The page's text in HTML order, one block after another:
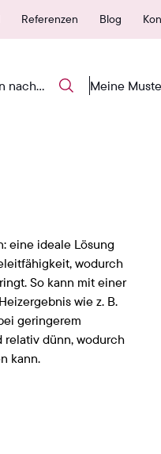
Verkaufsstelle
Referenzen Blog
Meine
eine ideale Lösung
wodurch
So kann mit einer
wie z. B.
geringerem
relativ dünn, wodurch
kann.